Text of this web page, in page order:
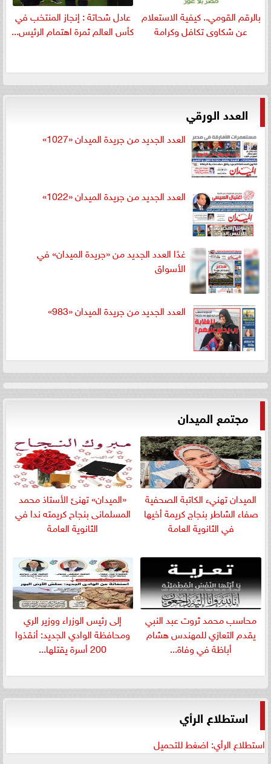
بالرقم القومي.. كيفية الاستعلام
عن شكاوى تكافل وكرامة
عادل شحاتة : إنجاز المنتخب في
كأس العالم ثمرة اهتمام الرئيس...
العدد الورقي
العدد الجديد من جريدة الميدان «1027»
العدد الجديد من جريدة الميدان «1022»
غدًا العدد الجديد من «جريدة الميدان» في
الأسواق
العدد الجديد من جريدة الميدان «983»
مجتمع الميدان
الميدان تهنيء الكاتبة الصحفية
صفاء الشاطر بنجاج كريمة أخيها
في الثانوية العامة
«الميدان» تهنئ الأستاذ محمد
المسلمانى بنجاح كريمته ندا في
الثانوية العامة
​محاسب محمد ثروت عبد النبي
يقدم التعازي للمهندس هشام
أباظة في وفاة...
إلى رئيس الوزراء ووزير الري
ومحافظة الوادي الجديد: أنقذوا
200 أسرة يقتلها...
استطلاع الرأي
استطلاع الرأي: اضغط للتحميل